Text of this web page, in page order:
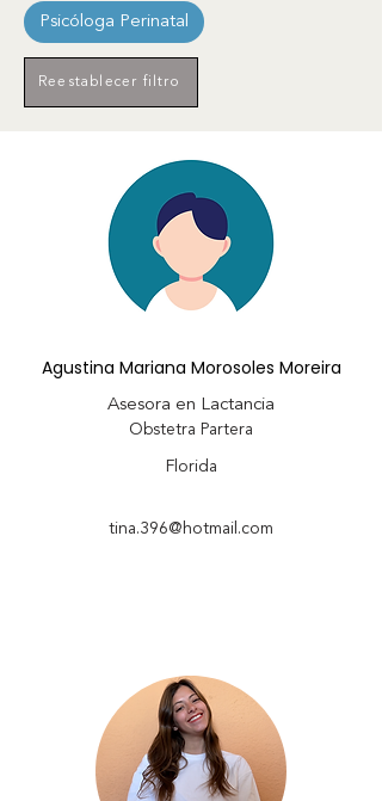
Psicóloga Perinatal
Reestablecer filtro
Agustina Mariana Morosoles Moreira
Asesora en Lactancia
Obstetra Partera
Florida
tina.396@hotmail.com